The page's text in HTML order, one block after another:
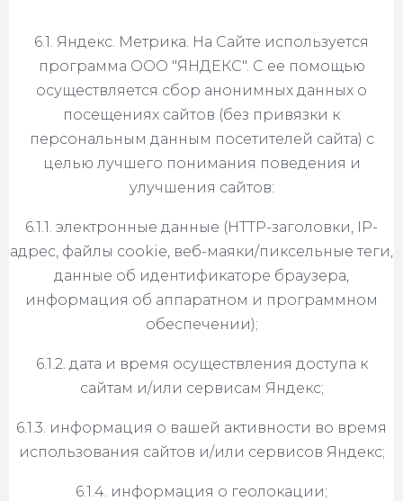
6.1. Яндекс. Метрика. На Сайте используется
программа ООО "ЯНДЕКС". С ее помощью
осуществляется сбор анонимных данных о
посещениях сайтов (без привязки к
персональным данным посетителей сайта) с
целью лучшего понимания поведения и
улучшения сайтов:
6.1.1. электронные данные (HTTP-заголовки, IP-
адрес, файлы cookie, веб-маяки/пиксельные теги,
данные об идентификаторе браузера,
информация об аппаратном и программном
обеспечении);
6.1.2. дата и время осуществления доступа к
сайтам и/или сервисам Яндекс;
6.1.3. информация о вашей активности во время
использования сайтов и/или сервисов Яндекс;
6.1.4. информация о геолокации;